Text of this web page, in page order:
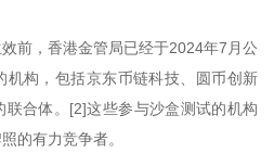
前，香港金管局已经于2024年7月公
机构，包括京东币链科技、圆币创新
合体。[2]这些参与沙盒测试的机构
的有力竞争者。